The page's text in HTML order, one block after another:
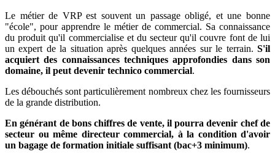
Le métier de VRP est souvent un passage obligé, et une bonne
"école", pour apprendre le métier de commercial. Sa connaissance
du produit qu'il commercialise et du secteur qu'il couvre font de lui
un expert de la situation après quelques années sur le terrain. S'il
acquiert des connaissances techniques approfondies dans son
domaine, il peut devenir technico commercial.
Les débouchés sont particulièrement nombreux chez les fournisseurs
de la grande distribution.
En générant de bons chiffres de vente, il pourra devenir chef de
secteur ou même directeur commercial, à la condition d'avoir
un bagage de formation initiale suffisant (bac+3 minimum).